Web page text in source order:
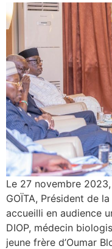
Le 27 novembre
GOÏTA, Président de
accueilli en audience
DIOP, médecin
jeune frère d’Oumar